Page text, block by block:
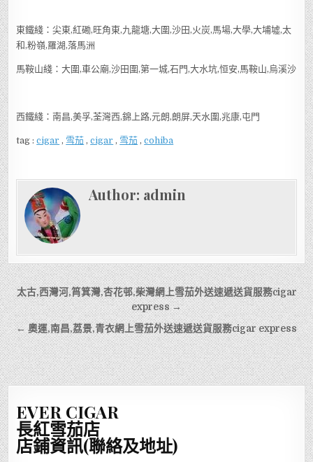
東鐵綫：尖東,紅磡,旺角東,九龍塘,大圍,沙田,火炭,馬場,大學,大埔墟,太
和,粉嶺,羅湖,落馬洲
馬鞍山綫：大圍,車公廟,沙田圍,第一城,石門,大水坑,恒安,馬鞍山,烏溪沙
西鐵綫：南昌,美孚,荃灣西,錦上路,元朗,朗屏,天水圍,兆康,屯門
tag :cigar , 雪茄 ,cigar , 雪茄 ,cohiba
Author: admin
文
章
導
覽
太古,西灣河,筲箕灣,杏花邨,柴灣網上雪茄外送速遞送貨服務cigar
express →
← 奧運,南昌,荔景,青衣網上雪茄外送速遞送貨服務cigar express
EVER CIGAR
長紅雪茄店
店鋪資訊(聯絡及地址)